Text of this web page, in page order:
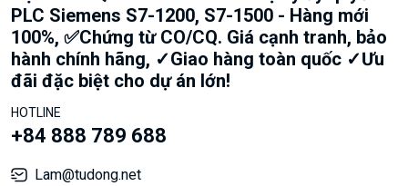
PLC Siemens S7-1200, S7-1500 - Hàng mới
100%, ✅Chứng từ CO/CQ. Giá cạnh tranh, bảo
hành chính hãng, ✓Giao hàng toàn quốc ✓Ưu
đãi đặc biệt cho dự án lớn!
HOTLINE
+84 888 789 688
Lam@tudong.net